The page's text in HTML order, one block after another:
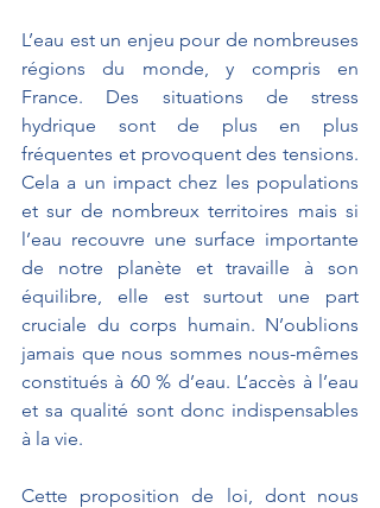
L’eau est un enjeu pour de nombreuses
régions du monde, y compris en
France. Des situations de stress
hydrique sont de plus en plus
fréquentes et provoquent des tensions.
Cela a un impact chez les populations
et sur de nombreux territoires mais si
l’eau recouvre une surface importante
de notre planète et travaille à son
équilibre, elle est surtout une part
cruciale du corps humain. N’oublions
jamais que nous sommes nous-mêmes
constitués à 60 % d’eau. L’accès à l’eau
et sa qualité sont donc indispensables
à la vie.
Cette proposition de loi, dont nous